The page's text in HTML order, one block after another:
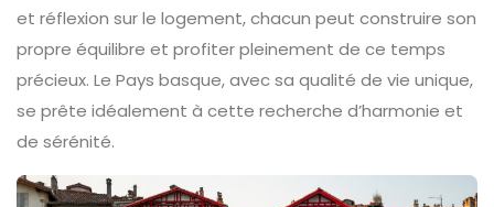
et réflexion sur le logement, chacun peut construire son
propre équilibre et profiter pleinement de ce temps
précieux. Le Pays basque, avec sa qualité de vie unique,
se prête idéalement à cette recherche d’harmonie et
de sérénité.